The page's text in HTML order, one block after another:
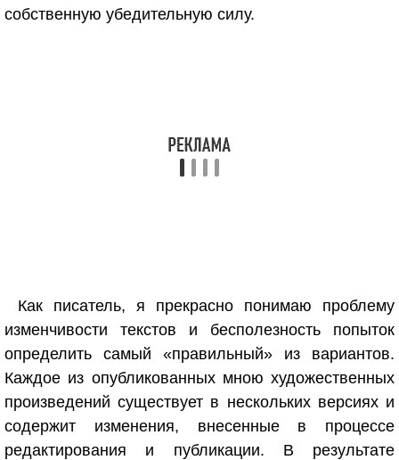
собственную убедительную силу.
Как писатель, я прекрасно понимаю проблему
изменчивости текстов и бесполезность попыток
определить самый «правильный» из вариантов.
Каждое из опубликованных мною художественных
произведений существует в нескольких версиях и
содержит изменения, внесенные в процессе
редактирования и публикации. В результате